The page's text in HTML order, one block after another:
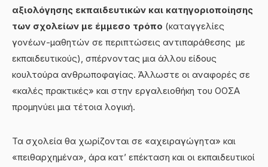
αξιολόγησης εκπαιδευτικών και κατηγοριοποίησης
των σχολείων με έμμεσο τρόπο (καταγγελίες
γονέων-μαθητών σε περιπτώσεις αντιπαράθεσης με
εκπαιδευτικούς), σπέρνοντας μια άλλου είδους
κουλτούρα ανθρωποφαγίας. Άλλωστε οι αναφορές σε
«καλές πρακτικές» και στην εργαλειοθήκη του ΟΟΣΑ
προμηνύει μια τέτοια λογική.
Τα σχολεία θα χωρίζονται σε «αχειραγώγητα» και
«πειθαρχημένα», άρα κατ’ επέκταση και οι εκπαιδευτικοί